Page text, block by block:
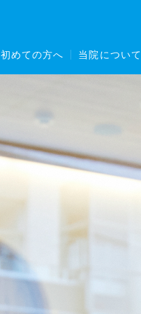
初めての方へ 当院について